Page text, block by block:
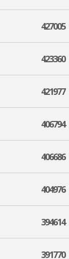
427005
423360
421977
406794
406686
404976
394614
391770